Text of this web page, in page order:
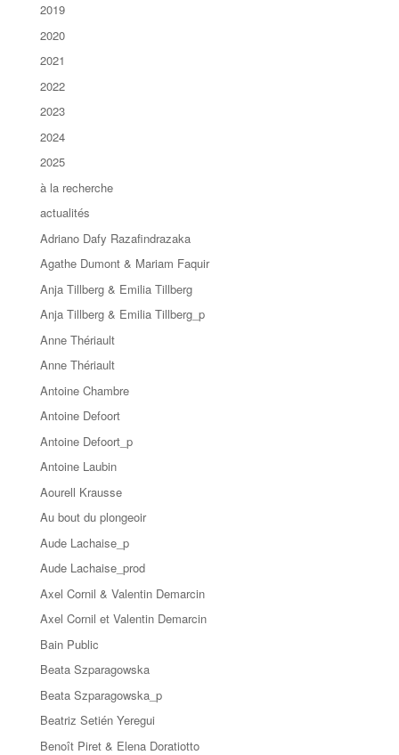
2019
2020
2021
2022
2023
2024
2025
à la recherche
actualités
Adriano Dafy Razafindrazaka
Agathe Dumont & Mariam Faquir
Anja Tillberg & Emilia Tillberg
Anja Tillberg & Emilia Tillberg_p
Anne Thériault
Anne Thériault
Antoine Chambre
Antoine Defoort
Antoine Defoort_p
Antoine Laubin
Aourell Krausse
Au bout du plongeoir
Aude Lachaise_p
Aude Lachaise_prod
Axel Cornil & Valentin Demarcin
Axel Cornil et Valentin Demarcin
Bain Public
Beata Szparagowska
Beata Szparagowska_p
Beatriz Setién Yeregui
Benoît Piret & Elena Doratiotto